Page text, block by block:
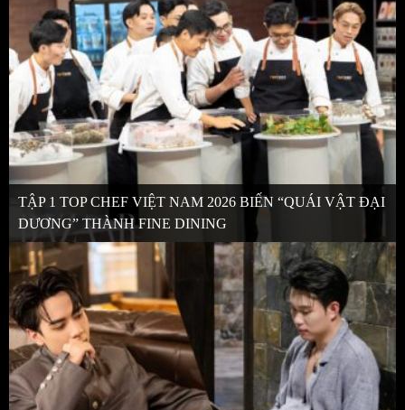
TẬP 1 TOP CHEF VIỆT NAM 2026 BIẾN “QUÁI VẬT ĐẠI
DƯƠNG” THÀNH FINE DINING